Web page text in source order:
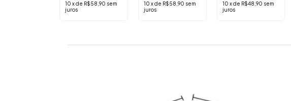
10 xde R$58,90 sem
juros
10 xde R$58,90 sem
juros
10 xde R$48,90 sem
juros